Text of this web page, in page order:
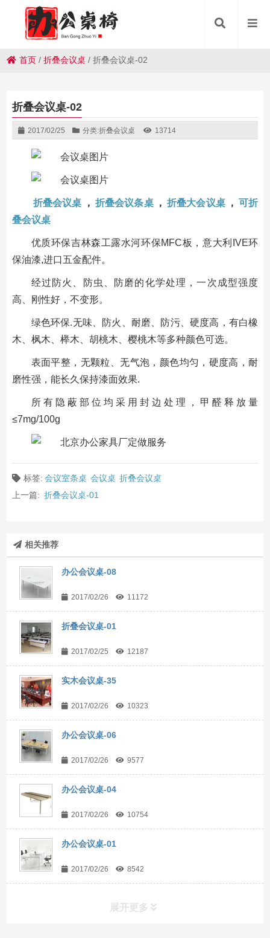
首页 /折叠会议桌 /折叠会议桌-02
折叠会议桌-02
2017/02/25 分类:折叠会议桌 13714
折叠会议桌 ， 折叠会议条桌 ， 折叠大会议桌 ， 可折
叠会议桌
优质环保吉林森工露水河环保MFC板，意大利IVE环
保油漆,进口五金配件。
经过防火、防虫、防磨的化学处理，一次成型强度
高、刚性好，不变形。
绿色环保.无味、防火、耐磨、防污、硬度高，有白橡
木、枫木、榉木、胡桃木、樱桃木等多种颜色可选。
表面平整，无颗粒、无气泡，颜色均匀，硬度高，耐
磨性强，能长久保持漆面效果.
所有隐蔽部位均采用封边处理，甲醛释放量
≤7mg/100g
标签: 会议室条桌 会议桌 折叠会议桌
上一篇: 折叠会议桌-01
相关推荐
办公会议桌-08
2017/02/26 11172
折叠会议桌-01
2017/02/25 12187
实木会议桌-35
2017/02/26 10323
办公会议桌-06
2017/02/26 9577
办公会议桌-04
2017/02/26 10754
办公会议桌-01
2017/02/26 8542
展开更多